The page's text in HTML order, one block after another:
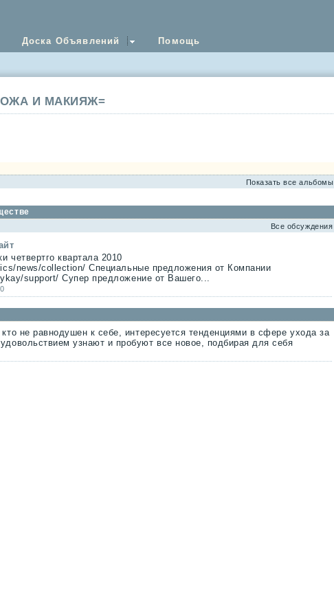
Доска Объявлений Помощь
И МАКИЯЖ=
Показать все альбомы
Все обсуждения
четвертго квартала 2010
news/collection/ Специальные предложения от Компании
support/ Супер предложение от Вашего...
не равнодушен к себе, интересуется тенденциями в сфере ухода за
узнают и пробуют все новое, подбирая для себя